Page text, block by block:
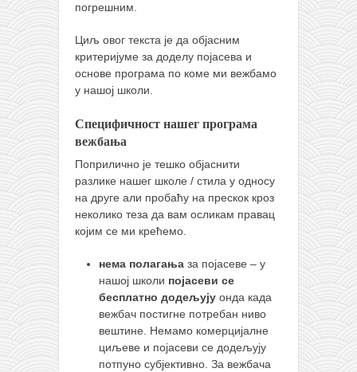
тимбеи рочин
тсунами дојо
програм
снимци наступа
чланарина
контакт
бесплатна е-књига
термини тренинга
моја прича
моја прича
контакт
погрешним.
Циљ овог текста је да објасним
критеријуме за доделу појасева и
основе програма по коме ми вежбамо
у нашој школи.
Специфичност нашег програма
вежбања
Поприлично је тешко објаснити
разлике нашег школе / стила у односу
на друге али пробаћу на прескок кроз
неколико теза да вам осликам правац
којим се ми крећемо.
нема полагања за појасеве – у
нашој школи појасеви се
бесплатно додељују онда када
вежбач постигне потребан ниво
вештине. Немамо комерцијалне
циљеве и појасеви се додељују
потпуно субјективно. За вежбача